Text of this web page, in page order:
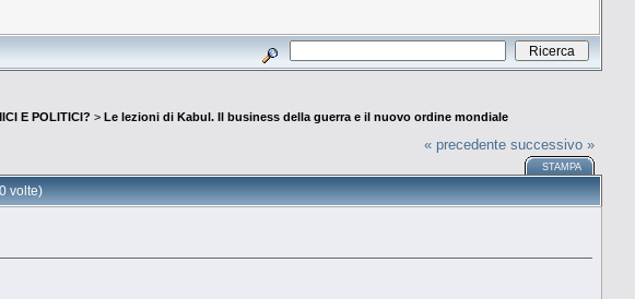
E POLITICI? > Le lezioni di Kabul. Il business della guerra e il nuovo ordine mondiale
« precedente successivo »
STAMPA
volte)